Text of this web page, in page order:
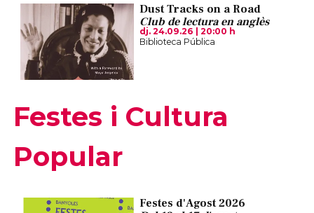
Dust Tracks on a Road
Club de lectura en anglès
dj. 24.09.26 |20:00 h
Biblioteca Pública
Festes i Cultura
Popular
Festes d'Agost 2026